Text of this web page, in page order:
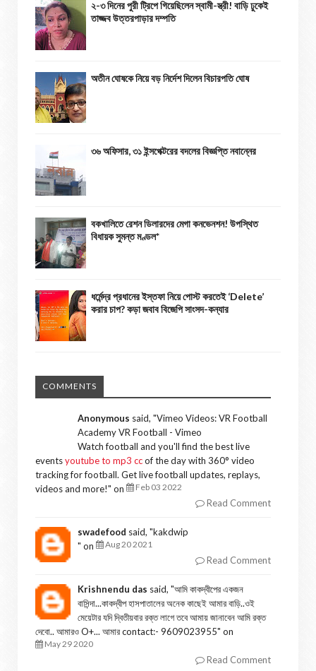
২-৩ দিনের পুরী ট্রিপে গিয়েছিলেন স্বামী-স্ত্রী! বাড়ি ঢুকেই
তাজ্জব উত্তরপাড়ার দম্পতি
অতীন ঘোষকে নিয়ে বড় নির্দেশ দিলেন বিচারপতি ঘোষ
৩৬ অফিসার, ৩১ ইন্সপেক্টরের বদলের বিজ্ঞপ্তি নবান্নের
বকখালিতে রেশন ডিলারদের মেগা কনভেনশন! উপস্থিত
বিধায়ক সুমন্ত মণ্ডল*
ধর্মেন্দ্র প্রধানের ইস্তফা নিয়ে পোস্ট করতেই ‘Delete’
করার চাপ? কড়া জবাব বিজেপি সাংসদ-কন্যার
COMMENTS
Anonymous said, "Vimeo Videos: VR Football
Academy VR Football - Vimeo
Watch football and you'll find the best live
eventsyoutube to mp3 ccof the day with 360° video
tracking for football. Get live football updates, replays,
videos and more!" on Feb 03 2022
Read Comment
swadefood said, "kakdwip
" on
Aug 20 2021
Read Comment
Krishnendu das said, "আমি কাকদ্বীপের একজন
বাসিন্দা...কাকদ্বীপ হাসপাতালের অনেক কাছেই আমার বাড়ি..ওই
মেয়েটার যদি দ্বিতীয়বার রক্ত লাগে তবে আমায় জানাবেন আমি রক্ত
দেবো.. আমারও O+... আমার contact:- 9609023955" on
May 29 2020
Read Comment